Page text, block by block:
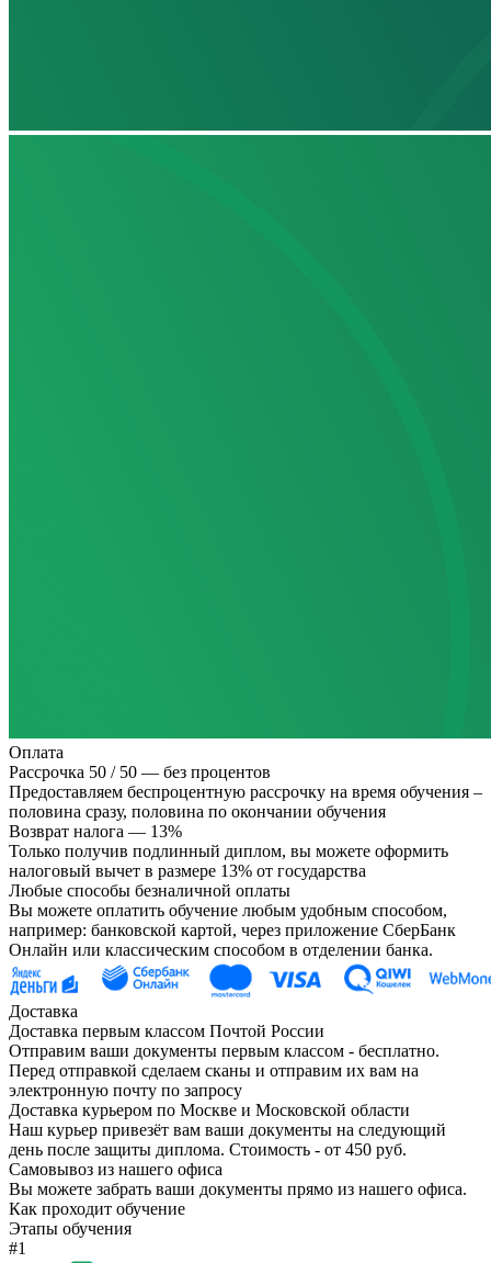
Оплата
Рассрочка 50 / 50 — без процентов
Предоставляем беспроцентную рассрочку на время обучения –
половина сразу, половина по окончании обучения
Возврат налога — 13%
Только получив подлинный диплом, вы можете оформить
налоговый вычет в размере 13% от государства
Любые способы безналичной оплаты
Вы можете оплатить обучение любым удобным способом,
например: банковской картой, через приложение СберБанк
Онлайн или классическим способом в отделении банка.
Доставка
Доставка первым классом Почтой России
Отправим ваши документы первым классом - бесплатно.
Перед отправкой сделаем сканы и отправим их вам на
электронную почту по запросу
Доставка курьером по Москве и Московской области
Наш курьер привезёт вам ваши документы на следующий
день после защиты диплома. Стоимость - от 450 руб.
Самовывоз из нашего офиса
Вы можете забрать ваши документы прямо из нашего офиса.
Как проходит обучение
Этапы обучения
#1